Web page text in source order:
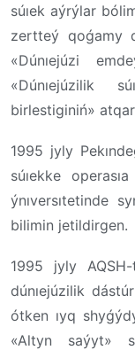
súıek aýrýlar
zertteý qoǵamy
«Dúnıejúzi
«Dúnıejúzilik
birlestiginiń»
1995 jyly
súıekke
ýnıversıtetinde
bilimin jetildirgen.
1995 jyly AQSH-
dúnıejúzilik
ótken ıyq
«Altyn saýyt»